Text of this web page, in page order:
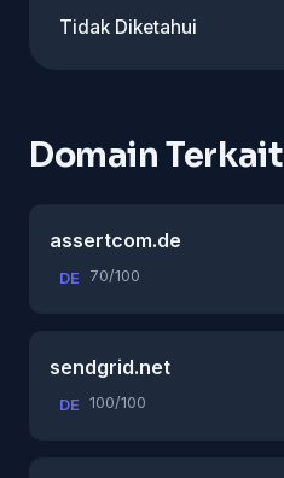
Tidak Diketahui
Domain Terkait
assertcom.de
DE 70/100
sendgrid.net
DE 100/100